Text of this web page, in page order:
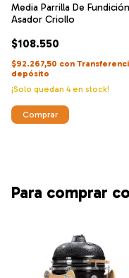
Media Parrilla De Fundición
Asador Criollo
$108.550
$92.267,50 con
depósito
¡Solo quedan 4en stock!
Para comprar